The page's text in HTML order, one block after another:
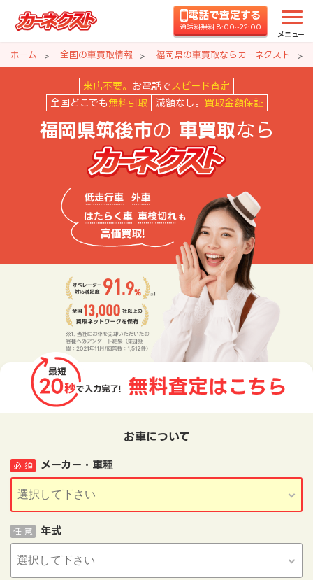
電話で査定する
通話料無料 8:00~22:00
メニュー
ホーム 全国の車買取情報 福岡県の車買取ならカーネクスト
福岡県筑後市の車買取ならカー
来店不要。 お電話で スピード査定
全国どこでも 無料引取 減額なし。 買取金額保証
福岡県筑後市の 車買取なら
お車について
メーカー・車種
必 須
年式
任 意